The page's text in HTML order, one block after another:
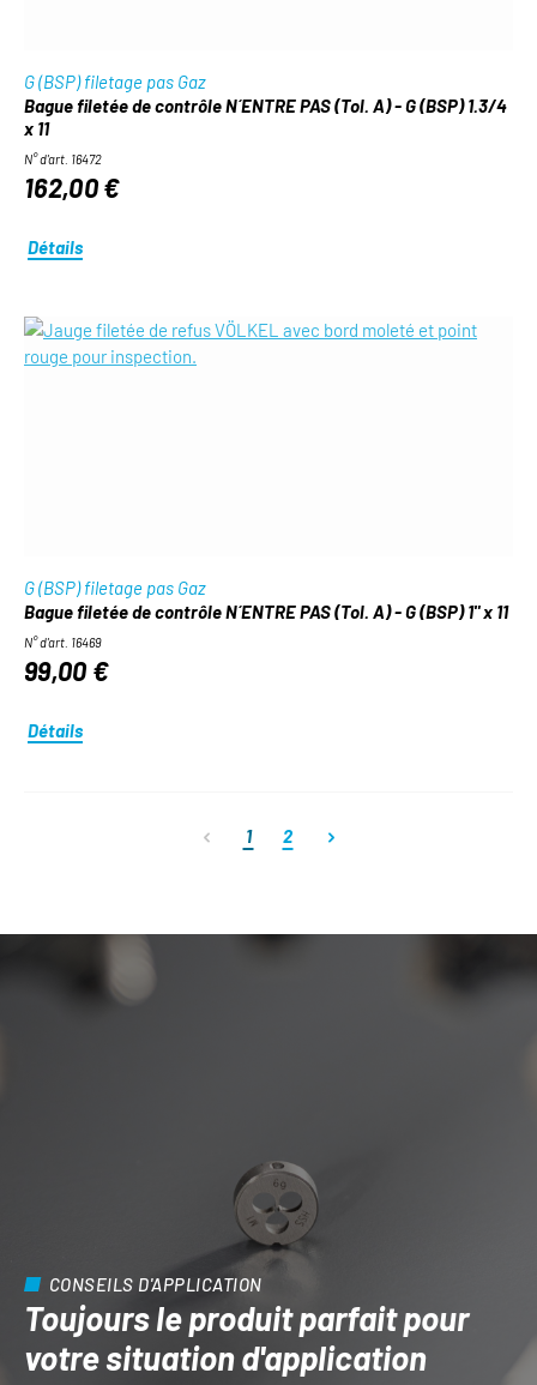
G (BSP) filetage pas Gaz
Bague filetée de contrôle N´ENTRE PAS (Tol. A) - G (BSP) 1.3/4
x 11
N° d'art. 16472
162,00 €
Détails
G (BSP) filetage pas Gaz
Bague filetée de contrôle N´ENTRE PAS (Tol. A) - G (BSP) 1" x 11
N° d'art. 16469
99,00 €
Détails
Page
1 Page
2
CONSEILS D'APPLICATION
Toujours le produit parfait pour
votre situation d'application